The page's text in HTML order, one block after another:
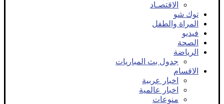
الاقتصـاد
توك شو
المراة والطفل
فيديو
الصحة
الرياضة
جدول بث المباريات
الاقسام
اخبار عربية
اخبار عالمية
منوعات